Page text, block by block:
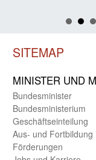
SITEMAP
MINISTER UND
Bundes­minister
Bundes­ministerium
Geschäfts­einteilung
Aus- und Fortbildung
Förderungen